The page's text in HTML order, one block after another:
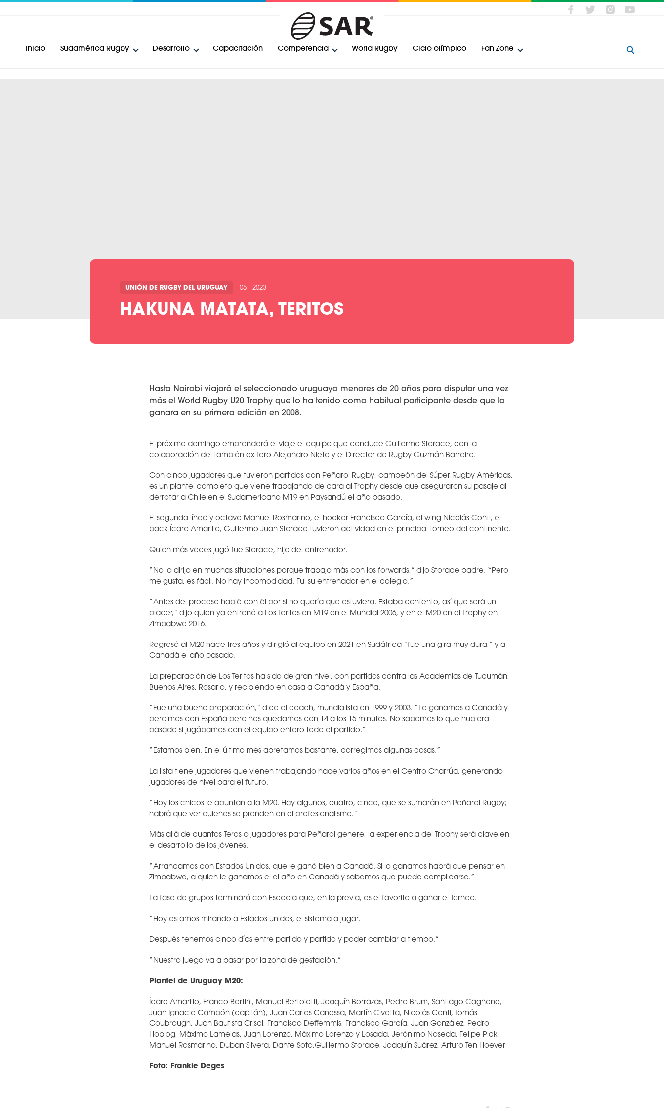
Inicio Sudamérica Rugby Desarrollo Capacitación Competencia World Rugby Ciclo olímpico Fan Zone
UNIÓN DE RUGBY DEL URUGUAY 05 , 2023
HAKUNA MATATA, TERITOS
Hasta Nairobi viajará el seleccionado uruguayo menores de 20 años para disputar una vez
más el World Rugby U20 Trophy que lo ha tenido como habitual participante desde que lo
ganara en su primera edición en 2008.
El próximo domingo emprenderá el viaje el equipo que conduce Guillermo Storace, con la
colaboración del también ex Tero Alejandro Nieto y el Director de Rugby Guzmán Barreiro.
Con cinco jugadores que tuvieron partidos con Peñarol Rugby, campeón del Súper Rugby Américas,
es un plantel completo que viene trabajando de cara al Trophy desde que aseguraron su pasaje al
derrotar a Chile en el Sudamericano M19 en Paysandú el año pasado.
El segunda línea y octavo Manuel Rosmarino, el hooker Francisco García, el wing Nicolás Conti, el
back Ícaro Amarillo, Guillermo Juan Storace tuvieron actividad en el principal torneo del continente.
Quien más veces jugó fue Storace, hijo del entrenador.
“No lo dirijo en muchas situaciones porque trabajo más con los forwards,” dijo Storace padre. “Pero
me gusta, es fácil. No hay incomodidad. Fui su entrenador en el colegio.”
“Antes del proceso hablé con él por si no quería que estuviera. Estaba contento, así que será un
placer,” dijo quien ya entrenó a Los Teritos en M19 en el Mundial 2006, y en el M20 en el Trophy en
Zimbabwe 2016.
Regresó al M20 hace tres años y dirigió al equipo en 2021 en Sudáfrica “fue una gira muy dura,” y a
Canadá el año pasado.
La preparación de Los Teritos ha sido de gran nivel, con partidos contra las Academias de Tucumán,
Buenos Aires, Rosario, y recibiendo en casa a Canadá y España.
“Fue una buena preparación,” dice el coach, mundialista en 1999 y 2003. “Le ganamos a Canadá y
perdimos con España pero nos quedamos con 14 a los 15 minutos. No sabemos lo que hubiera
pasado si jugábamos con el equipo entero todo el partido.”
“Estamos bien. En el último mes apretamos bastante, corregimos algunas cosas.”
La lista tiene jugadores que vienen trabajando hace varios años en el Centro Charrúa, generando
jugadores de nivel para el futuro.
“Hoy los chicos le apuntan a la M20. Hay algunos, cuatro, cinco, que se sumarán en Peñarol Rugby;
habrá que ver quienes se prenden en el profesionalismo.”
Más allá de cuantos Teros o jugadores para Peñarol genere, la experiencia del Trophy será clave en
el desarrollo de los jóvenes.
“Arrancamos con Estados Unidos, que le ganó bien a Canadá. Si lo ganamos habrá que pensar en
Zimbabwe, a quien le ganamos el el año en Canadá y sabemos que puede complicarse.”
La fase de grupos terminará con Escocia que, en la previa, es el favorito a ganar el Torneo.
“Hoy estamos mirando a Estados unidos, el sistema a jugar.
Después tenemos cinco días entre partido y partido y poder cambiar a tiempo.”
“Nuestro juego va a pasar por la zona de gestación.”
Plantel de Uruguay M20:
Ícaro Amarillo, Franco Bertini, Manuel Bertolotti, Joaquín Borrazas, Pedro Brum, Santiago Cagnone,
Juan Ignacio Cambón (capitán), Juan Carlos Canessa, Martín Civetta, Nicolás Conti, Tomás
Coubrough, Juan Bautista Crisci, Francisco Deffemmis, Francisco García, Juan González, Pedro
Hoblog, Máximo Lamelas, Juan Lorenzo, Máximo Lorenzo y Losada, Jerónimo Noseda, Felipe Pick,
Manuel Rosmarino, Duban Silvera, Dante Soto,Guillermo Storace, Joaquín Suárez, Arturo Ten Hoever
Foto: Frankie Deges